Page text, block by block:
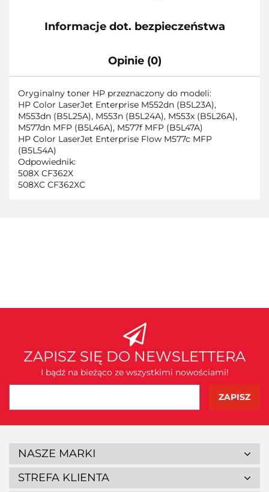
Informacje dot. bezpieczeństwa
Opinie (0)
Oryginalny toner HP przeznaczony do modeli:
HP Color LaserJet Enterprise M552dn (B5L23A),
M553dn (B5L25A), M553n (B5L24A), M553x (B5L26A),
M577dn MFP (B5L46A), M577f MFP (B5L47A)
HP Color LaserJet Enterprise Flow M577c MFP
(B5L54A)
Odpowiednik:
508X CF362X
508XC CF362XC
ZAPISZ SIĘ DO NEWSLETTERA
I bądź na bieżąco ze wszystkimi nowościami!
NASZE MARKI
STREFA KLIENTA